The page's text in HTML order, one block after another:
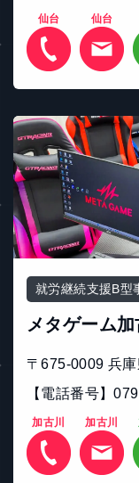
仙台 仙台
就労継続支援B型
メタゲーム加
〒675-0009 兵
【電話番号】
加古川 加古川